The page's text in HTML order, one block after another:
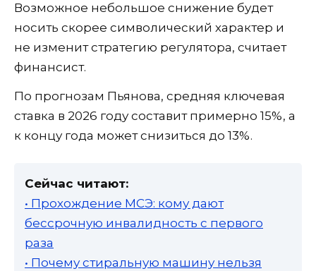
Возможное небольшое снижение будет
носить скорее символический характер и
не изменит стратегию регулятора, считает
финансист.
По прогнозам Пьянова, средняя ключевая
ставка в 2026 году составит примерно 15%, а
к концу года может снизиться до 13%.
Сейчас читают:
• Прохождение МСЭ: кому дают
бессрочную инвалидность с первого
раза
• Почему стиральную машину нельзя